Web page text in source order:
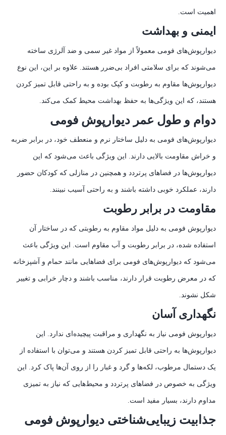
اهمیت است.
ایمنی و بهداشت
دیوارپوش‌های فومی معمولاً از مواد غیر سمی و ضد آلرژی ساخته
می‌شوند که برای سلامتی افراد بی‌ضرر هستند. علاوه بر این، این نوع
دیوارپوش‌ها مقاوم به رطوبت و کپک بوده و به راحتی قابل تمیز کردن
هستند، که این ویژگی‌ها به حفظ بهداشت محیط کمک می‌کند.
دوام و طول عمر دیوارپوش فومی
دیوارپوش‌های فومی به دلیل ساختار نرم و منعطف خود، در برابر ضربه
و خراش مقاومت بالایی دارند. این ویژگی باعث می‌شود که این
دیوارپوش‌ها در فضاهای پرتردد و همچنین در منازلی که کودکان حضور
دارند، عملکرد خوبی داشته باشند و به راحتی آسیب نبینند.
مقاومت در برابر رطوبت
دیوارپوش فومی به دلیل مواد مقاوم به رطوبتی که در ساختار آن
استفاده شده، در برابر رطوبت و آب مقاوم است. این ویژگی باعث
می‌شود که دیوارپوش‌های فومی برای فضاهایی مانند حمام و آشپزخانه
که در معرض رطوبت قرار دارند، مناسب باشند و دچار خرابی و تغییر
شکل نشوند.
نگهداری آسان
دیوارپوش فومی نیاز به نگهداری و مراقبت پیچیده‌ای ندارد. این
دیوارپوش‌ها به راحتی قابل تمیز کردن هستند و می‌توان با استفاده از
یک دستمال مرطوب، لکه‌ها و گرد و غبار را از روی آن‌ها پاک کرد. این
ویژگی به خصوص در فضاهای پرتردد و محیط‌هایی که نیاز به تمیزی
مداوم دارند، بسیار مفید است.
جذابیت زیبایی‌شناختی دیوارپوش فومی